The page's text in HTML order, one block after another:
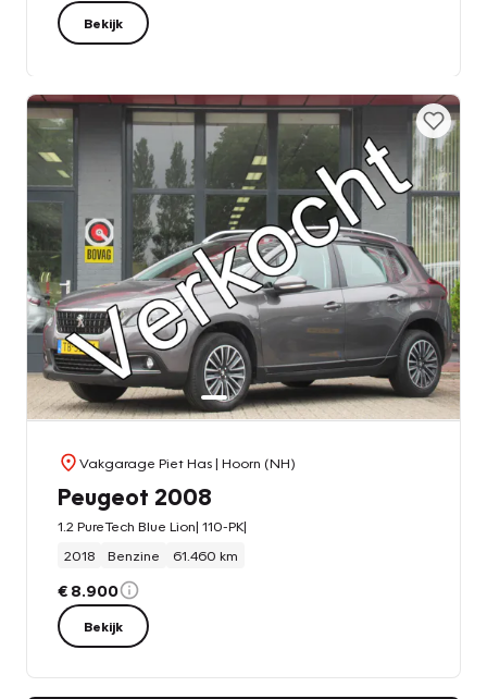
Bekijk
Vakgarage Piet Has| Hoorn (NH)
Peugeot 2008
1.2 PureTech Blue Lion| 110-PK|
2018
Benzine 61.460 km
€ 8.900
Bekijk